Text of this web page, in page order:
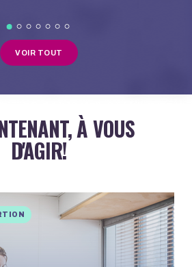
VOIR TOUT
À VOUS
D'AGIR!